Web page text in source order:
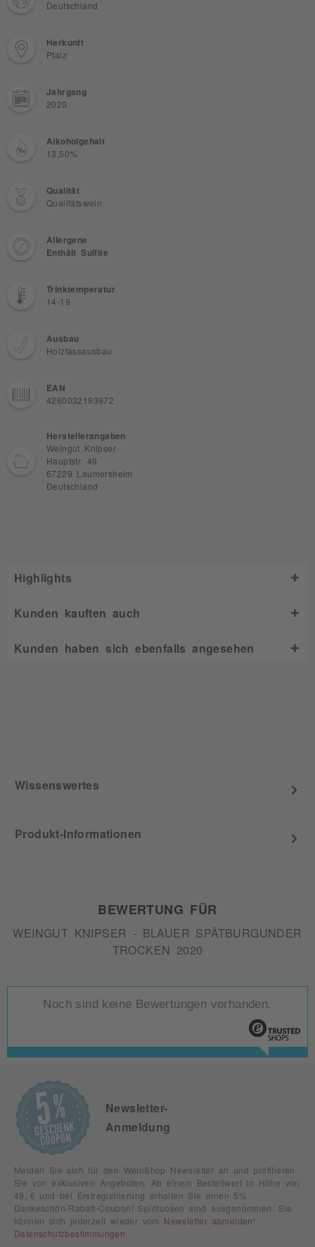
Deutschland
Herkunft
Pfalz
Jahrgang
2020
Alkoholgehalt
13,50%
Qualität
Qualitätswein
Allergene
Enthält Sulfite
Trinktemperatur
14-19
Ausbau
Holzfassausbau
EAN
4260032193972
Herstellerangaben
Weingut Knipser
Hauptstr. 49
67229 Laumersheim
Deutschland
Highlights
Kunden kauften auch
Kunden haben sich ebenfalls angesehen
Wissenswertes
Produkt-Informationen
BEWERTUNG FÜR
WEINGUT KNIPSER - BLAUER SPÄTBURGUNDER
TROCKEN 2020
Noch sind keine Bewertungen vorhanden.
Newsletter-
Anmeldung
Melden Sie sich für den WeinShop Newsletter an und profitieren
Sie von exklusiven Angeboten. Ab einem Bestellwert in Höhe von
49,-€ und bei Erstregistrierung erhalten Sie einen 5%
Dankeschön-Rabatt-Coupon! Spirituosen sind ausgenommen. Sie
können sich jederzeit wieder vom Newsletter abmelden !
Datenschutzbestimmungen